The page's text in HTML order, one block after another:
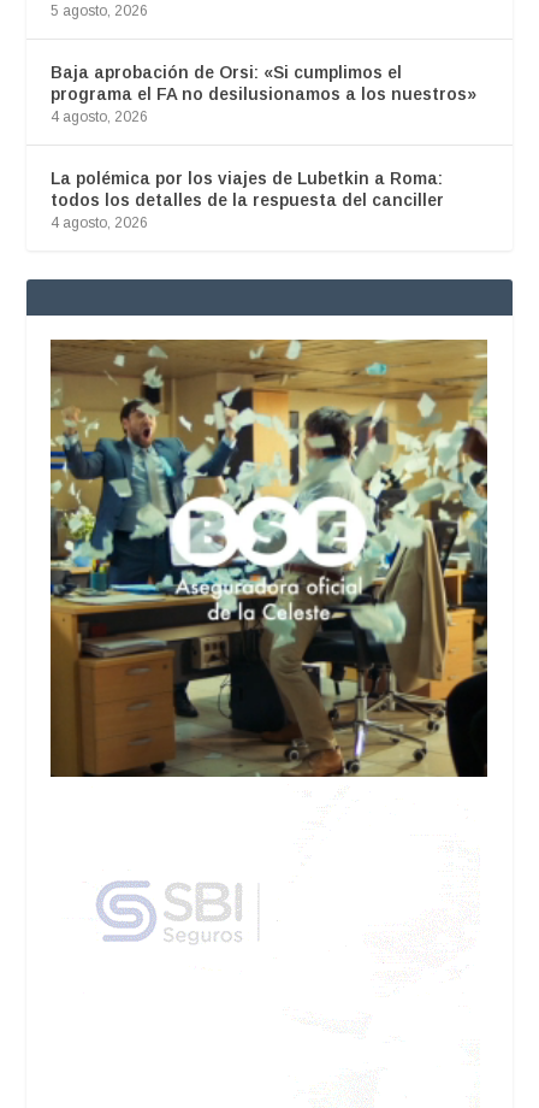
5 agosto, 2026
Baja aprobación de Orsi: «Si cumplimos el
programa el FA no desilusionamos a los nuestros»
4 agosto, 2026
La polémica por los viajes de Lubetkin a Roma:
todos los detalles de la respuesta del canciller
4 agosto, 2026